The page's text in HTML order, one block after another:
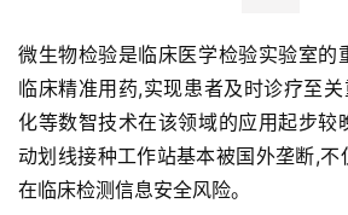
行
行
业
资
讯
微生物检验是临床医学检验实验室的
临床精准用药,实现患者及时诊疗至
化等数智技术在该领域的应用起步较
动划线接种工作站基本被国外垄断,
在临床检测信息安全风险。